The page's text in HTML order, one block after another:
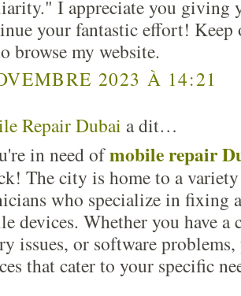
I appreciate you giving
your fantastic effort!
browse my website.
2023 À 14:21
Repair Dubai a dit…
in need ofmobile repair
The city is home to a
who specialize in fixing
devices. Whether you have a
issues, or software
that cater to your specific